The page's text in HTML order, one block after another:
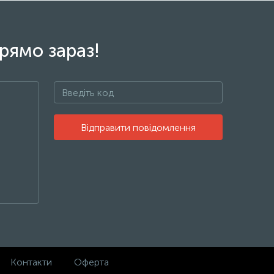
зараз!
Відправити повідомлення
Контакти Оферта